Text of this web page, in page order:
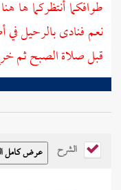
طوافكما أنتظركما ها
نعم فنادى بالرحيل
قبل صلاة الصبح ثم
الشرح